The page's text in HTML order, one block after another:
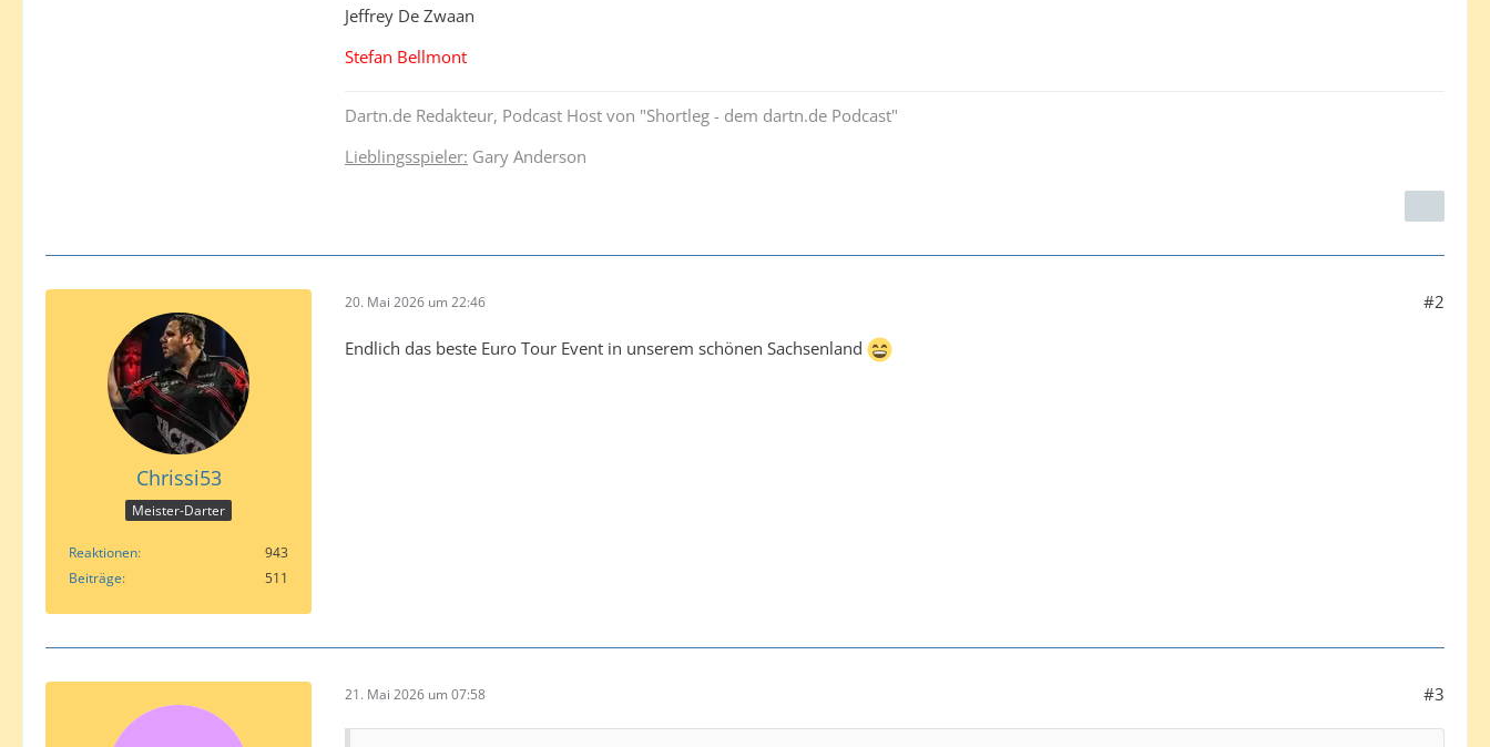
Jeffrey De Zwaan
Stefan Bellmont
Dartn.de Redakteur, Podcast Host von "Shortleg - dem dartn.de Podcast"
Lieblingsspieler: Gary Anderson
Chrissi53
Meister-Darter
Reaktionen
943
Beiträge
511
20. Mai 2026 um 22:46 #2
Endlich das beste Euro Tour Event in unserem schönen Sachsenland
21. Mai 2026 um 07:58 #3